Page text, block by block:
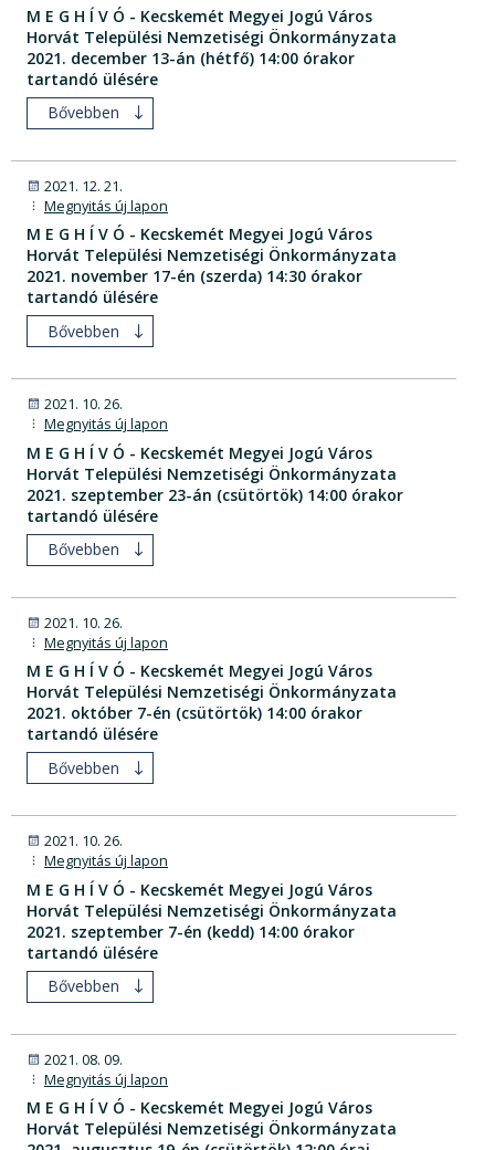
M E G H Í V Ó - Kecskemét Megyei Jogú Város
Horvát Települési Nemzetiségi Önkormányzata
2021. december 13-án (hétfő) 14:00 órakor
tartandó ülésére
Bővebben
2021. 12. 21.
Megnyitás új lapon
M E G H Í V Ó - Kecskemét Megyei Jogú Város
Horvát Települési Nemzetiségi Önkormányzata
2021. november 17-én (szerda) 14:30 órakor
tartandó ülésére
Bővebben
2021. 10. 26.
Megnyitás új lapon
M E G H Í V Ó - Kecskemét Megyei Jogú Város
Horvát Települési Nemzetiségi Önkormányzata
2021. szeptember 23-án (csütörtök) 14:00 órakor
tartandó ülésére
Bővebben
2021. 10. 26.
Megnyitás új lapon
M E G H Í V Ó - Kecskemét Megyei Jogú Város
Horvát Települési Nemzetiségi Önkormányzata
2021. október 7-én (csütörtök) 14:00 órakor
tartandó ülésére
Bővebben
2021. 10. 26.
Megnyitás új lapon
M E G H Í V Ó - Kecskemét Megyei Jogú Város
Horvát Települési Nemzetiségi Önkormányzata
2021. szeptember 7-én (kedd) 14:00 órakor
tartandó ülésére
Bővebben
2021. 08. 09.
Megnyitás új lapon
M E G H Í V Ó - Kecskemét Megyei Jogú Város
Horvát Települési Nemzetiségi Önkormányzata